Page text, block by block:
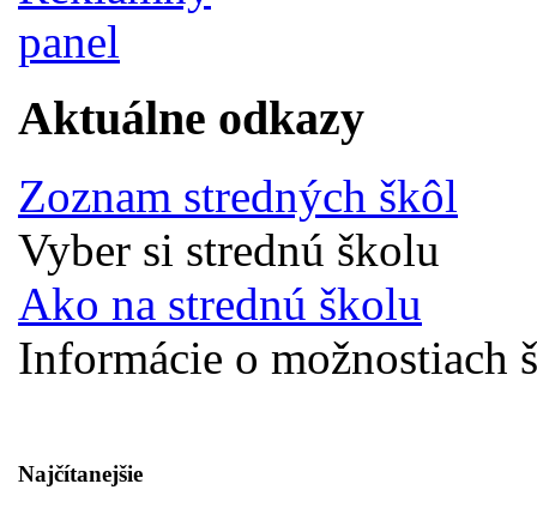
Aktuálne odkazy
Zoznam stredných škôl
Vyber si strednú školu
Ako na strednú školu
Informácie o možnostiach
Najčítanejšie